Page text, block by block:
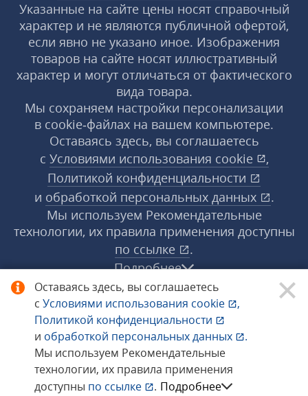
Оставаясь здесь, вы соглашаетесь
с Условиями использования cookie
,
Политикой конфиденциальности
и обработкой персональных данных
.
Мы используем Рекомендательные
технологии, их правила применения
доступны по ссылке . Подробнее
Указанные на сайте цены носят справочный
характер и не являются публичной офертой,
если явно не указано иное. Изображения
товаров на сайте носят иллюстративный
характер и могут отличаться от фактического
вида товара.
Мы сохраняем настройки персонализации
в cookie‑файлах на вашем компьютере.
Оставаясь здесь, вы соглашаетесь
с Условиями использования cookie
,
Политикой конфиденциальности
и обработкой персональных данных
.
Мы используем Рекомендательные
технологии, их правила применения доступны
по ссылке
.
Подробнее
© 1998−2026 «1С‑Рарус» ®. Все права
защищены.
Сообщить об ошибке